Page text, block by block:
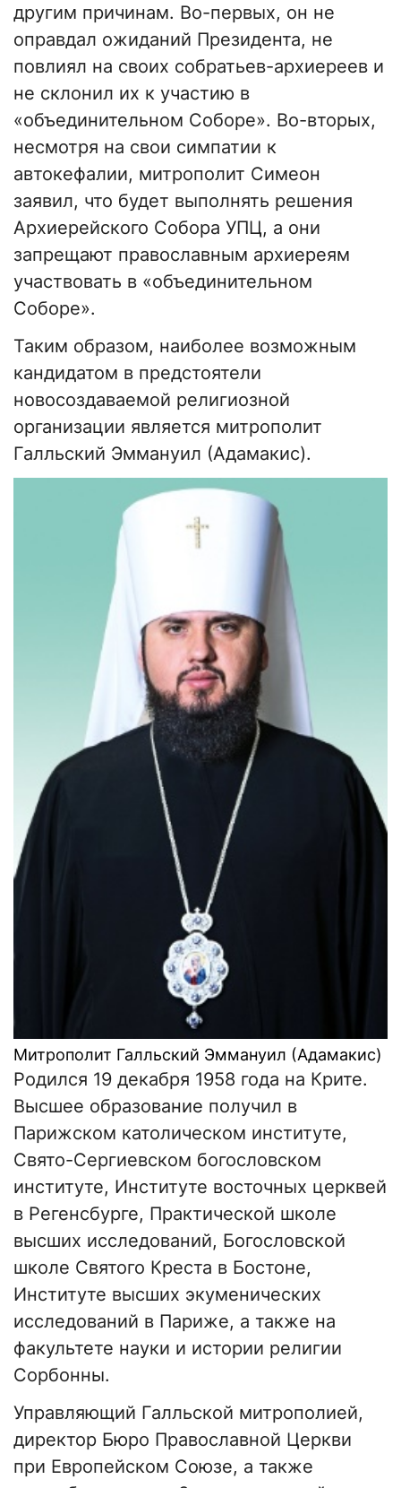
другим причинам. Во-первых, он не
оправдал ожиданий Президента, не
повлиял на своих собратьев-архиереев и
не склонил их к участию в
«объединительном Соборе». Во-вторых,
несмотря на свои симпатии к
автокефалии, митрополит Симеон
заявил, что будет выполнять решения
Архиерейского Собора УПЦ, а они
запрещают православным архиереям
участвовать в «объединительном
Соборе».
Таким образом, наиболее возможным
кандидатом в предстоятели
новосоздаваемой религиозной
организации является митрополит
Галльский Эммануил (Адамакис).
Митрополит Галльский Эммануил (Адамакис)
Родился 19 декабря 1958 года на Крите.
Высшее образование получил в
Парижском католическом институте,
Свято-Сергиевском богословском
институте, Институте восточных церквей
в Регенсбурге, Практической школе
высших исследований, Богословской
школе Святого Креста в Бостоне,
Институте высших экуменических
исследований в Париже, а также на
факультете науки и истории религии
Сорбонны.
Управляющий Галльской митрополией,
директор Бюро Православной Церкви
при Европейском Союзе, а также